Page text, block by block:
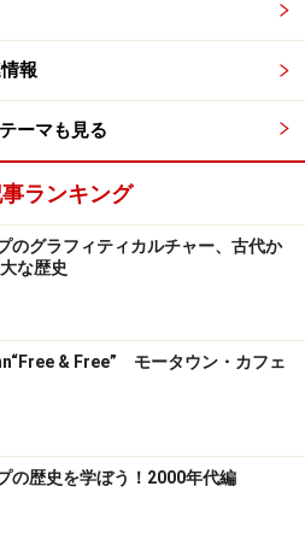
として、ビルボード・ホット
衣装の、唯一無二なスタイルは
され、ロベルト・カヴァリ
の
ています。
Drake, Lil Wayne, Chris Brown
報
ーマも見る
ランキング
のグラフィティカルチャー、古代か
な歴史
& Free” モータウン・カフェ
の歴史を学ぼう！2000年代編